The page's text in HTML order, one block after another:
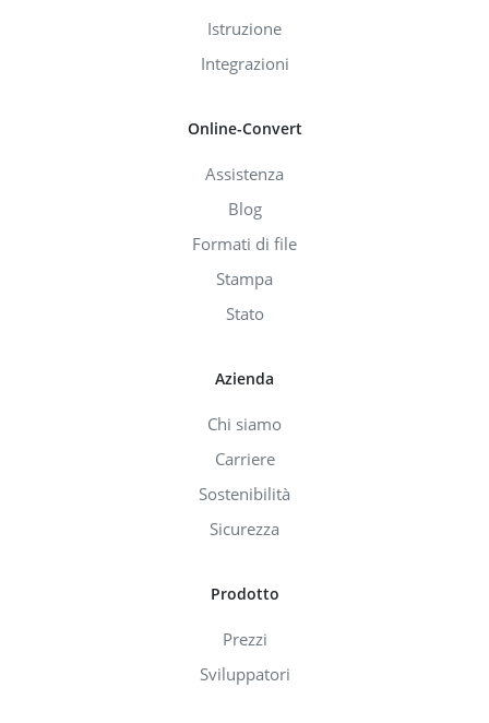
Istruzione
Integrazioni
Online-Convert
Assistenza
Blog
Formati di file
Stampa
Stato
Azienda
Chi siamo
Carriere
Sostenibilità
Sicurezza
Prodotto
Prezzi
Sviluppatori